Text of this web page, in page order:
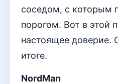
соседом, с которым
порогом. Вот в этой
настоящее доверие.
итоге.
NordMan